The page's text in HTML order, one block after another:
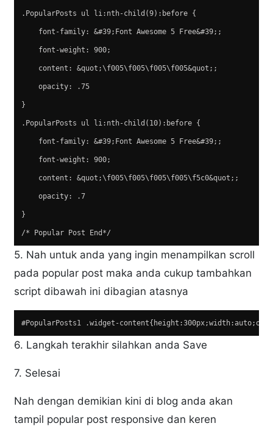
.PopularPosts ul li:nth-child(9):before {
    font-family: &#39;Font Awesome 5 Free&#39;;
    font-weight: 900;
    content: &quot;\f005\f005\f005\f005&quot;;
    opacity: .75
}
.PopularPosts ul li:nth-child(10):before {
    font-family: &#39;Font Awesome 5 Free&#39;;
    font-weight: 900;
    content: &quot;\f005\f005\f005\f005\f5c0&quot;;
    opacity: .7
}
/* Popular Post End*/
5. Nah untuk anda yang ingin menampilkan scroll
pada popular post maka anda cukup tambahkan
script dibawah ini dibagian atasnya
#PopularPosts1 .widget-
6. Langkah terakhir silahkan anda Save
7. Selesai
Nah dengan demikian kini di blog anda akan
tampil popular post responsive dan keren